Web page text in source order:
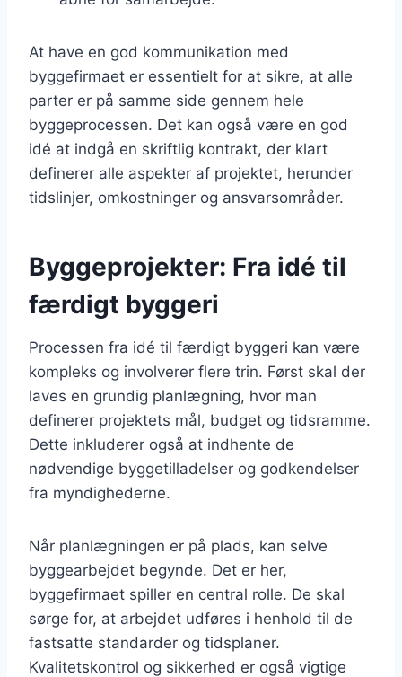
At have en god kommunikation med
byggefirmaet er essentielt for at sikre, at alle
parter er på samme side gennem hele
byggeprocessen. Det kan også være en god
idé at indgå en skriftlig kontrakt, der klart
definerer alle aspekter af projektet, herunder
tidslinjer, omkostninger og ansvarsområder.
Byggeprojekter: Fra idé til
færdigt byggeri
Processen fra idé til færdigt byggeri kan være
kompleks og involverer flere trin. Først skal der
laves en grundig planlægning, hvor man
definerer projektets mål, budget og tidsramme.
Dette inkluderer også at indhente de
nødvendige byggetilladelser og godkendelser
fra myndighederne.
Når planlægningen er på plads, kan selve
byggearbejdet begynde. Det er her,
byggefirmaet spiller en central rolle. De skal
sørge for, at arbejdet udføres i henhold til de
fastsatte standarder og tidsplaner.
Kvalitetskontrol og sikkerhed er også vigtige